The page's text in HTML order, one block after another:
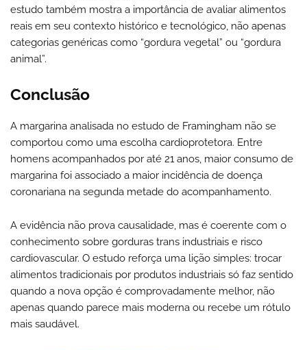
estudo também mostra a importância de avaliar alimentos
reais em seu contexto histórico e tecnológico, não apenas
categorias genéricas como “gordura vegetal” ou “gordura
animal”.
Conclusão
A margarina analisada no estudo de Framingham não se
comportou como uma escolha cardioprotetora. Entre
homens acompanhados por até 21 anos, maior consumo de
margarina foi associado a maior incidência de doença
coronariana na segunda metade do acompanhamento.
A evidência não prova causalidade, mas é coerente com o
conhecimento sobre gorduras trans industriais e risco
cardiovascular. O estudo reforça uma lição simples: trocar
alimentos tradicionais por produtos industriais só faz sentido
quando a nova opção é comprovadamente melhor, não
apenas quando parece mais moderna ou recebe um rótulo
mais saudável.